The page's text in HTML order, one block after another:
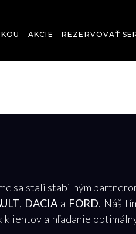
AKCIE REZERVOVAŤ
sa stali stabilným
, DACIA a FORD. Náš
a hľadanie